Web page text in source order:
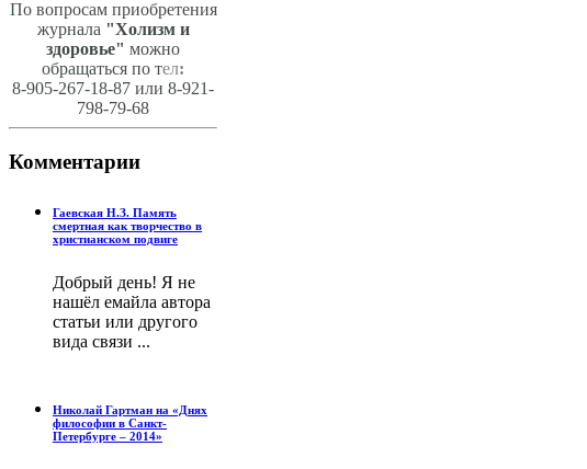
По вопросам приобретения
журнала "Холизм и
здоровье" можно
обращаться по тел:
8-905-267-18-87 или 8-921-
798-79-68
Комментарии
Гаевская Н.З. Память
смертная как творчество в
христианском подвиге
Добрый день! Я не
нашёл емайла автора
статьи или другого
вида связи ...
Николай Гартман на «Днях
философии в Санкт-
Петербурге – 2014»